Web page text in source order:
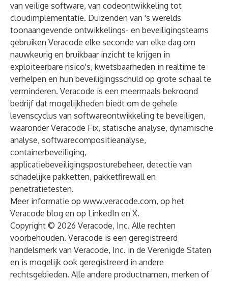
van veilige software, van codeontwikkeling tot
cloudimplementatie. Duizenden van 's werelds
toonaangevende ontwikkelings- en beveiligingsteams
gebruiken Veracode elke seconde van elke dag om
nauwkeurig en bruikbaar inzicht te krijgen in
exploiteerbare risico's, kwetsbaarheden in realtime te
verhelpen en hun beveiligingsschuld op grote schaal te
verminderen. Veracode is een meermaals bekroond
bedrijf dat mogelijkheden biedt om de gehele
levenscyclus van softwareontwikkeling te beveiligen,
waaronder Veracode Fix, statische analyse, dynamische
analyse, softwarecompositieanalyse,
containerbeveiliging,
applicatiebeveiligingsposturebeheer, detectie van
schadelijke pakketten, pakketfirewall en
penetratietesten.
Meer informatie op www.veracode.com, op het
Veracode blog en op LinkedIn en X.
Copyright © 2026 Veracode, Inc. Alle rechten
voorbehouden. Veracode is een geregistreerd
handelsmerk van Veracode, Inc. in de Verenigde Staten
en is mogelijk ook geregistreerd in andere
rechtsgebieden. Alle andere productnamen, merken of